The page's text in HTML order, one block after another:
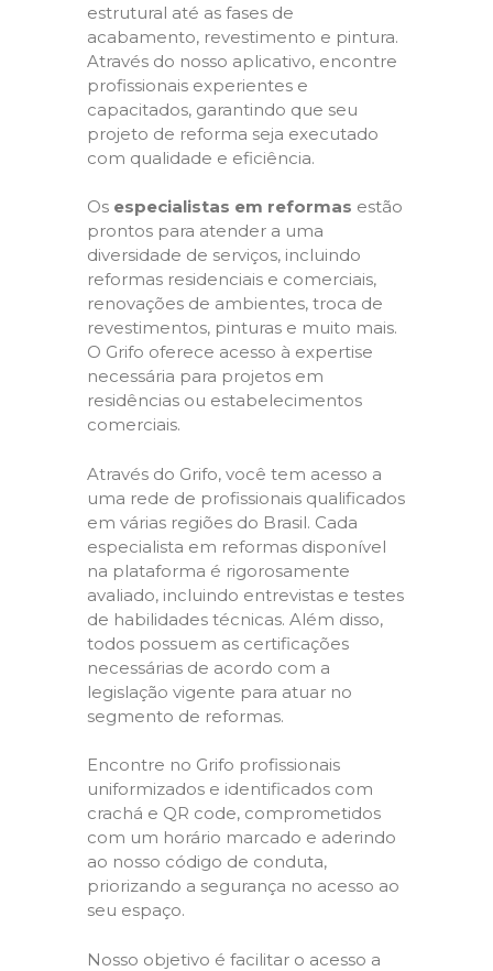
estrutural até as fases de
acabamento, revestimento e pintura.
Através do nosso aplicativo, encontre
profissionais experientes e
capacitados, garantindo que seu
projeto de reforma seja executado
com qualidade e eficiência.
Os especialistas em reformas estão
prontos para atender a uma
diversidade de serviços, incluindo
reformas residenciais e comerciais,
renovações de ambientes, troca de
revestimentos, pinturas e muito mais.
O Grifo oferece acesso à expertise
necessária para projetos em
residências ou estabelecimentos
comerciais.
Através do Grifo, você tem acesso a
uma rede de profissionais qualificados
em várias regiões do Brasil. Cada
especialista em reformas disponível
na plataforma é rigorosamente
avaliado, incluindo entrevistas e testes
de habilidades técnicas. Além disso,
todos possuem as certificações
necessárias de acordo com a
legislação vigente para atuar no
segmento de reformas.
Encontre no Grifo profissionais
uniformizados e identificados com
crachá e QR code, comprometidos
com um horário marcado e aderindo
ao nosso código de conduta,
priorizando a segurança no acesso ao
seu espaço.
Nosso objetivo é facilitar o acesso a